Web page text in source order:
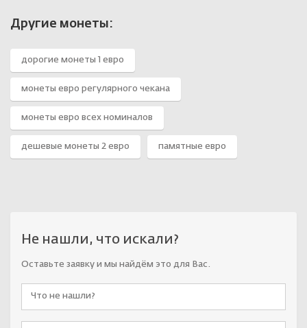
Другие монеты:
дорогие монеты 1 евро
монеты евро регулярного чекана
монеты евро всех номиналов
дешевые монеты 2 евро памятные евро
Не нашли, что искали?
Оставьте заявку и мы найдём это для Вас.